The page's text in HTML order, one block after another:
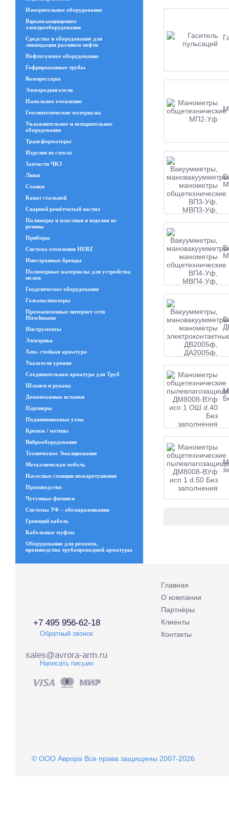
Измерительное оборудование
Взрывозащищенное
электрооборудование
Средства и оборудование для
ликвидации разливов нефти
Нефтегазовое оборудование
Гофрированные трубы
Компрессоры
Электродвигатели
Напольное отопление
Геосинтетические материалы
Увлажнительное и испарительное
оборудование
Трансформаторы
Изделия из стекла
Запчасти ЧКЗ
Люки
Станки
Канат стальной
Сварной решётчатый настил
Полимеры и пластики и изделия из
резины
Приборы
Система отопления HERZ
Иностранные бренды
Полимерные материалы для устройства
полов
Геодезическое оборудование
Газоанализаторы
Промышленные интернет сети
Hirschmann
Инструменты
Электрика
Хим. стойкая арматура
Указатели уровня
Соединительная арматура для Труб
Шланги и рукава
Демонтажные вставки
Партнеры
Подшипниковые узлы
Крепеж / метизы
Виброоборудование
Техническое Эмалирование
Металлическая мебель
Насосные станции пожаротушения
Производство
Чугунные фитинги
Системы УФ – обеззараживания
Греющий кабель
Кабельные муфты
Оборудование для ремонта,
производства трубопроводной арматуры
+7 495 956-62-18
Обратный звонок
sales@avrora-arm.ru
Написать письмо
Главная
О компании
Партнёры
Клиенты
Контакты
© OOO Аврора Все права защищены 2007-2026